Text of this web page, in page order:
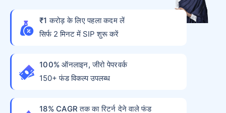
₹1 करोड़ के लिए पहला कदम लें
सिर्फ 2 मिनट में SIP शुरू करें
100% ऑनलाइन, जीरो पेपरवर्क
150+ फंड विकल्प उपलब्ध
18% CAGR तक का रिटर्न देने वाले फंड